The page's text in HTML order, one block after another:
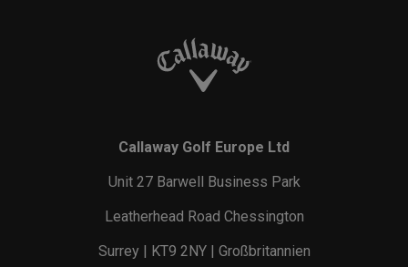
Callaway Golf Europe Ltd
Unit 27 Barwell Business Park
Leatherhead Road Chessington
Surrey | KT9 2NY | Großbritannien